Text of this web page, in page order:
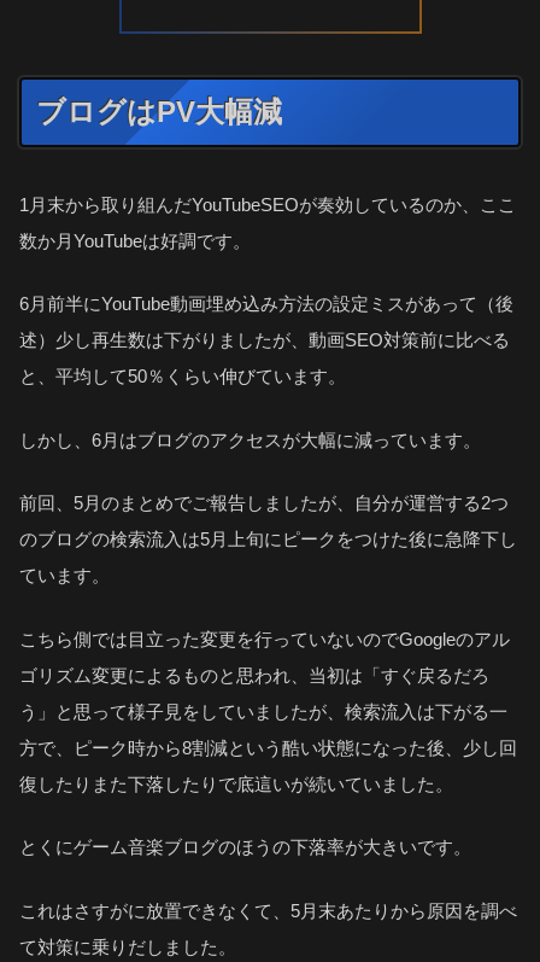
ブログはPV大幅減
1月末から取り組んだYouTubeSEOが奏効しているのか、ここ
数か月YouTubeは好調です。
6月前半にYouTube動画埋め込み方法の設定ミスがあって（後
述）少し再生数は下がりましたが、動画SEO対策前に比べる
と、平均して50％くらい伸びています。
しかし、6月はブログのアクセスが大幅に減っています。
前回、5月のまとめでご報告しましたが、自分が運営する2つ
のブログの検索流入は5月上旬にピークをつけた後に急降下し
ています。
こちら側では目立った変更を行っていないのでGoogleのアル
ゴリズム変更によるものと思われ、当初は「すぐ戻るだろ
う」と思って様子見をしていましたが、検索流入は下がる一
方で、ピーク時から8割減という酷い状態になった後、少し回
復したりまた下落したりで底這いが続いていました。
とくにゲーム音楽ブログのほうの下落率が大きいです。
これはさすがに放置できなくて、5月末あたりから原因を調べ
て対策に乗りだしました。